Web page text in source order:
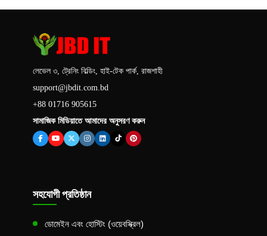
লেভেল ৩, ট্রেনিং বিল্ডিং, হাই-টেক পার্ক, রাজশাহী
support@jbdit.com.bd
+88 01716 905615
সামাজিক মিডিয়াতে আমাদের অনুসরণ করুন
সহযোগী প্রতিষ্ঠান
ডোমেইন এবং হোস্টিং (ওয়েবস্ক্রিল)